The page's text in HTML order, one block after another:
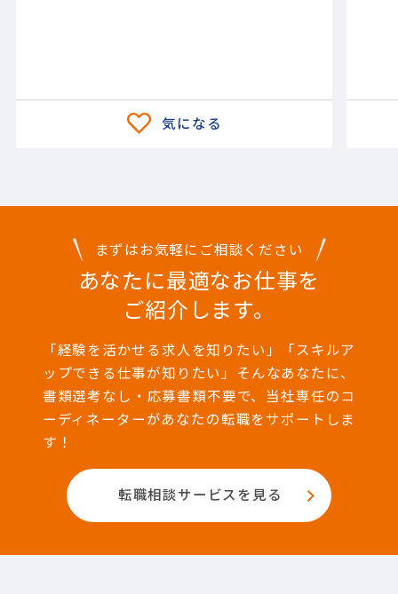
まずはお気軽にご相談ください
あなたに最適なお仕事を
ご紹介します。
「経験を活かせる求人を知りたい」「スキルア
ップできる仕事が知りたい」そんなあなたに、
書類選考なし・応募書類不要で、当社専任のコ
ーディネーターがあなたの転職をサポートしま
す！
転職相談サービスを見る